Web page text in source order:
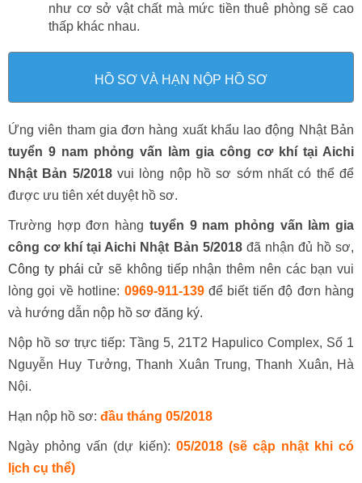
như cơ sở vật chất mà mức tiền thuê phòng sẽ cao
thấp khác nhau.
HỒ SƠ VÀ HẠN NỘP HỒ SƠ
Ứng viên tham gia đơn hàng xuất khẩu lao động Nhật Bản
tuyển 9 nam phỏng vấn làm gia công cơ khí tại Aichi
Nhật Bản 5/2018vui lòng nộp hồ sơ sớm nhất có thể để
được ưu tiên xét duyệt hồ sơ.
Trường hợp đơn hàng tuyển 9 nam phỏng vấn làm gia
công cơ khí tại Aichi Nhật Bản 5/2018đã nhận đủ hồ sơ,
Công ty phái cử sẽ không tiếp nhận thêm nên các bạn vui
lòng gọi về hotline: 0969-911-139để biết tiến độ đơn hàng
và hướng dẫn nộp hồ sơ đăng ký.
Nộp hồ sơ trực tiếp: Tầng 5, 21T2 Hapulico Complex, Số 1
Nguyễn Huy Tưởng, Thanh Xuân Trung, Thanh Xuân, Hà
Nội.
Hạn nộp hồ sơ: đầu tháng 05/2018
Ngày phỏng vấn (dự kiến): 05/2018 (sẽ cập nhật khi có
lịch cụ thể)